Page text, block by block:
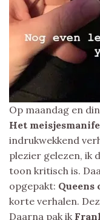
Op maandag en
Het
indrukwekkend
plezier gelezen, ik
toon kritisch is.
opgepakt: Queens
korte verhalen.
Daarna pak ik